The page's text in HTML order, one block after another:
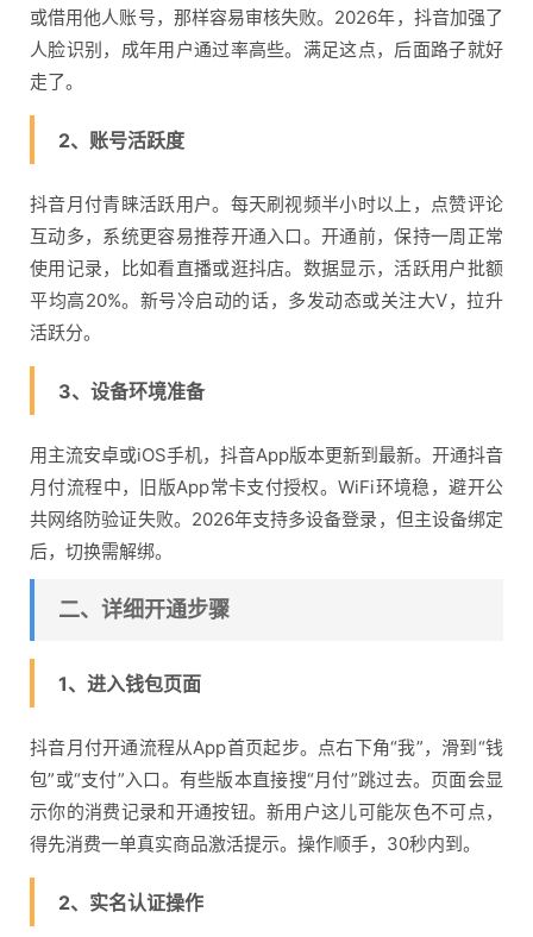
或借用他人账号，那样容易审核失败。2026年，抖音加强了
人脸识别，成年用户通过率高些。满足这点，后面路子就好
走了。
2、账号活跃度
抖音月付青睐活跃用户。每天刷视频半小时以上，点赞评论
互动多，系统更容易推荐开通入口。开通前，保持一周正常
使用记录，比如看直播或逛抖店。数据显示，活跃用户批额
平均高20%。新号冷启动的话，多发动态或关注大V，拉升
活跃分。
3、设备环境准备
用主流安卓或iOS手机，抖音App版本更新到最新。开通抖音
月付流程中，旧版App常卡支付授权。WiFi环境稳，避开公
共网络防验证失败。2026年支持多设备登录，但主设备绑定
后，切换需解绑。
二、详细开通步骤
1、进入钱包页面
抖音月付开通流程从App首页起步。点右下角“我”，滑到“钱
包”或“支付”入口。有些版本直接搜“月付”跳过去。页面会显
示你的消费记录和开通按钮。新用户这儿可能灰色不可点，
得先消费一单真实商品激活提示。操作顺手，30秒内到。
2、实名认证操作